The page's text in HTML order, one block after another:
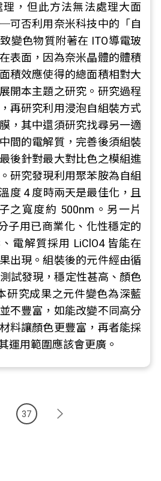
，但此方法無法處理大面
可否利用奈米科技中的「自
變色物質附著在 ITO導電玻
表面，因為奈米晶體的體積
積效應使得的總面積相對大
開本主題之研究。研究過程
再研究利用浸泡自組裝方式
，其中還須研究找尋另一適
間的電解質，完善後須組裝
後針對最大對比色之模組進
研究發現利用聚苯胺為自組
度 4 度時兩天是最佳化，且
之寬度約 500nm。另一片
子用已商業化、化性穩定的
電解質採用 LiClO4 皆能在
出現。組裝後的元件經由循
試發現，穩定性甚高、顏色
研究成果之元件變色為深藍
不豐富，如能改變不同高分
料讓顏色更豐富，再者能採
運用範圍應該會更廣。
37